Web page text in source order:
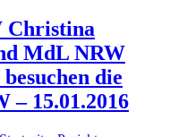
Christina
MdL NRW
die
– 15.01.2016